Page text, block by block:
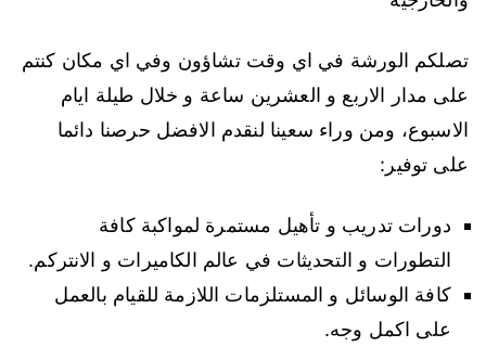
تصلكم الورشة في اي وقت تشاؤون وفي اي مكان كنتم
على مدار الاربع و العشرين ساعة و خلال طيلة ايام
الاسبوع، ومن وراء سعينا لنقدم الافضل حرصنا دائما
على توفير:
دورات تدريب و تأهيل مستمرة لمواكبة كافة
التطورات و التحديثات في عالم الكاميرات و الانتركم.
كافة الوسائل و المستلزمات اللازمة للقيام بالعمل
على اكمل وجه.